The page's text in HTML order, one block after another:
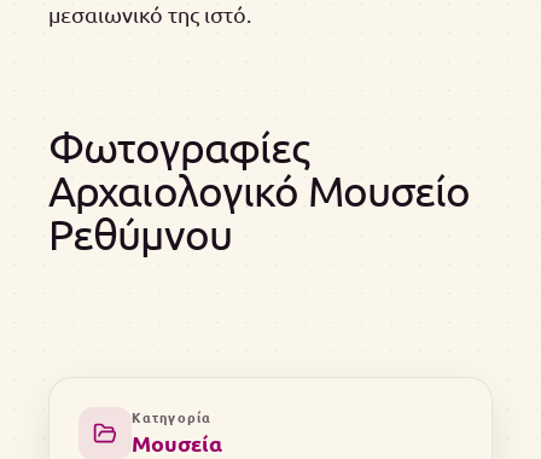
μεσαιωνικό της ιστό.
Φωτογραφίες
Αρχαιολογικό Μουσείο
Ρεθύμνου
Κατηγορία
Μουσεία